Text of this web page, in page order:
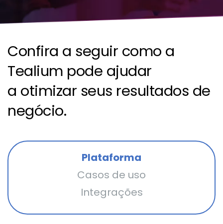
Confira a seguir como a
Tealium pode ajudar
a otimizar seus resultados de
negócio.
Plataforma
Casos de uso
Integrações